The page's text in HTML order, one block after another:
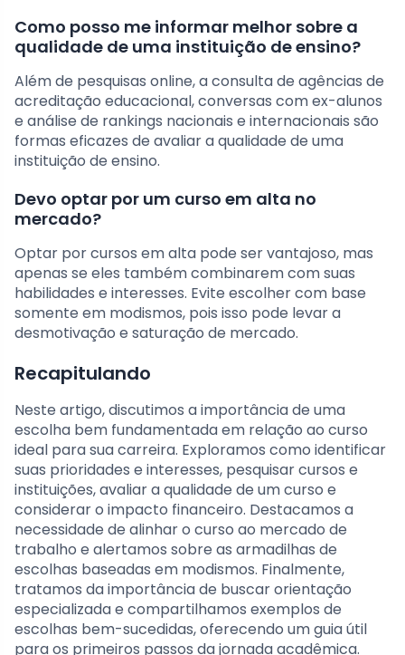
Como posso me informar melhor sobre a
qualidade de uma instituição de ensino?
Além de pesquisas online, a consulta de agências de
acreditação educacional, conversas com ex-alunos
e análise de rankings nacionais e internacionais são
formas eficazes de avaliar a qualidade de uma
instituição de ensino.
Devo optar por um curso em alta no
mercado?
Optar por cursos em alta pode ser vantajoso, mas
apenas se eles também combinarem com suas
habilidades e interesses. Evite escolher com base
somente em modismos, pois isso pode levar a
desmotivação e saturação de mercado.
Recapitulando
Neste artigo, discutimos a importância de uma
escolha bem fundamentada em relação ao curso
ideal para sua carreira. Exploramos como identificar
suas prioridades e interesses, pesquisar cursos e
instituições, avaliar a qualidade de um curso e
considerar o impacto financeiro. Destacamos a
necessidade de alinhar o curso ao mercado de
trabalho e alertamos sobre as armadilhas de
escolhas baseadas em modismos. Finalmente,
tratamos da importância de buscar orientação
especializada e compartilhamos exemplos de
escolhas bem-sucedidas, oferecendo um guia útil
para os primeiros passos da jornada acadêmica.